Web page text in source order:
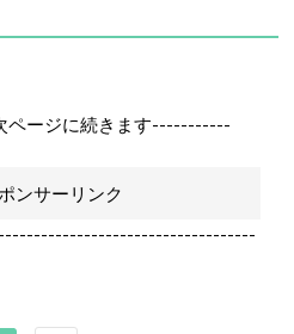
ージに続きます-----------
ンサーリンク